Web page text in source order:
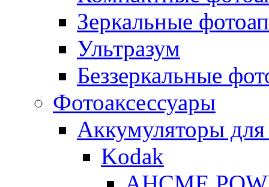
Зеркальные
Ультразум
Беззеркальные
Фотоаксессуары
Аккумуляторы для
Kodak